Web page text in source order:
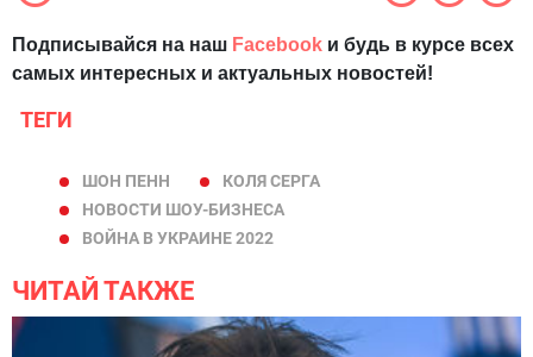
Подписывайся на наш Facebook и будь в курсе всех
самых интересных и актуальных новостей!
ТЕГИ
ШОН ПЕНН
КОЛЯ СЕРГА
НОВОСТИ ШОУ-БИЗНЕСА
ВОЙНА В УКРАИНЕ 2022
ЧИТАЙ ТАКЖЕ